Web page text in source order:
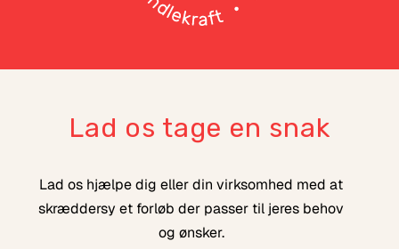
Lad os tage en snak
Lad os hjælpe dig eller din virksomhed med at
skræddersy et forløb der passer til jeres behov
og ønsker.